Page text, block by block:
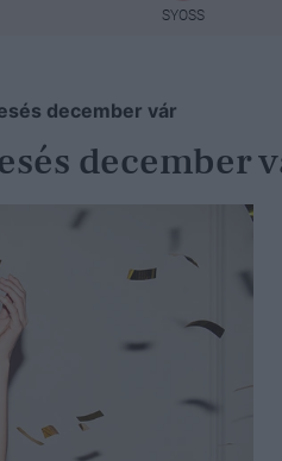
SYOSS
december vár
december